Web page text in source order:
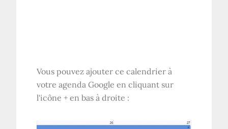
Vous pouvez ajouter ce calendrier à
votre agenda Google en cliquant sur
l'icône + en bas à droite :